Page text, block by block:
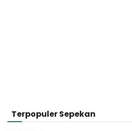
Terpopuler Sepekan